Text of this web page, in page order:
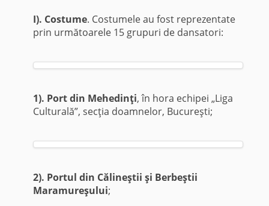
I). Costume. Costumele au fost reprezentate
prin următoarele 15 grupuri de dansatori:
1). Port din Mehedinţi, în hora echipei „Liga
Culturală”, secţia doamnelor, Bucu­reşti;
2). Portul din Călineştii şi Berbeştii
Maramureşului;